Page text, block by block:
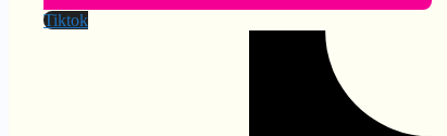
Tiktok